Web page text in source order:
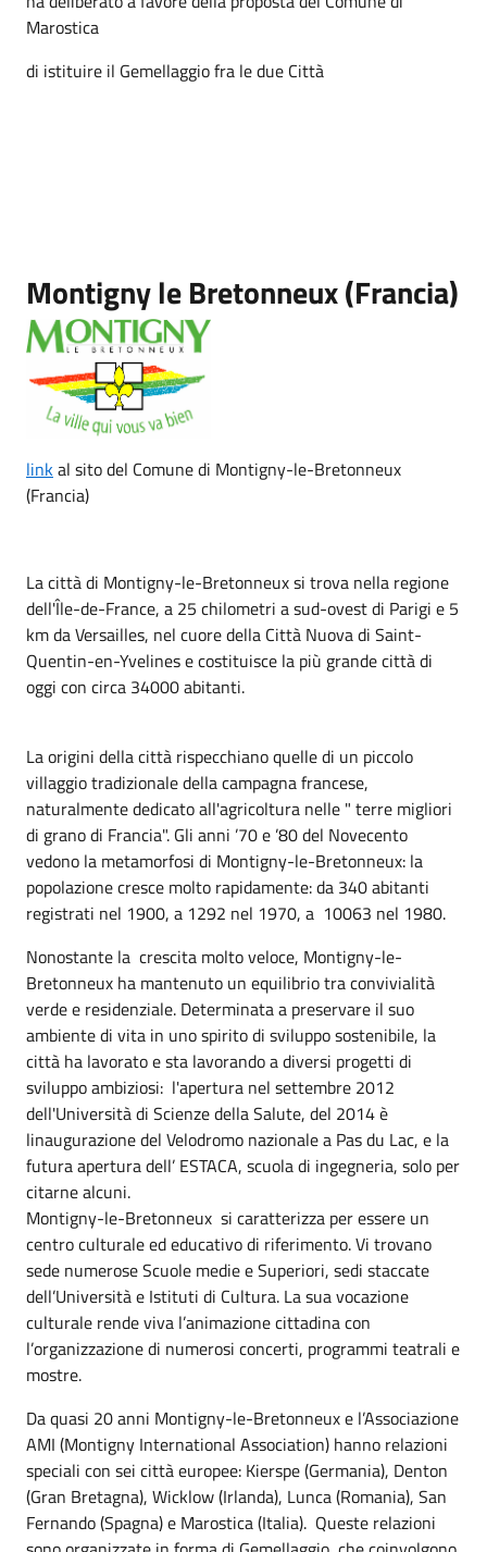
Marostica
di istituire il Gemellaggio fra le due Città
Montigny le Bretonneux (Francia)
linkal sito del Comune di Montigny-le-Bretonneux
(Francia)
La città di Montigny-le-Bretonneux si trova nella regione
dell'Île-de-France, a 25 chilometri a sud-ovest di Parigi e 5
km da Versailles, nel cuore della Città Nuova di Saint-
Quentin-en-Yvelines e costituisce la più grande città di
oggi con circa 34000 abitanti.
La origini della città rispecchiano quelle di un piccolo
villaggio tradizionale della campagna francese,
naturalmente dedicato all'agricoltura nelle " terre migliori
di grano di Francia". Gli anni ’70 e ’80 del Novecento
vedono la metamorfosi di Montigny-le-Bretonneux: la
popolazione cresce molto rapidamente: da 340 abitanti
registrati nel 1900, a 1292 nel 1970, a 10063 nel 1980.
Nonostante la crescita molto veloce, Montigny-le-
Bretonneux ha mantenuto un equilibrio tra convivialità
verde e residenziale. Determinata a preservare il suo
ambiente di vita in uno spirito di sviluppo sostenibile, la
città ha lavorato e sta lavorando a diversi progetti di
sviluppo ambiziosi: l'apertura nel settembre 2012
dell'Università di Scienze della Salute, del 2014 è
linaugurazione del Velodromo nazionale a Pas du Lac, e la
futura apertura dell’ ESTACA, scuola di ingegneria, solo per
citarne alcuni.
Montigny-le-Bretonneux si caratterizza per essere un
centro culturale ed educativo di riferimento. Vi trovano
sede numerose Scuole medie e Superiori, sedi staccate
dell’Università e Istituti di Cultura. La sua vocazione
culturale rende viva l’animazione cittadina con
l’organizzazione di numerosi concerti, programmi teatrali e
mostre.
Da quasi 20 anni Montigny-le-Bretonneux e l’Associazione
AMI (Montigny International Association) hanno relazioni
speciali con sei città europee: Kierspe (Germania), Denton
(Gran Bretagna), Wicklow (Irlanda), Lunca (Romania), San
Fernando (Spagna) e Marostica (Italia). Queste relazioni